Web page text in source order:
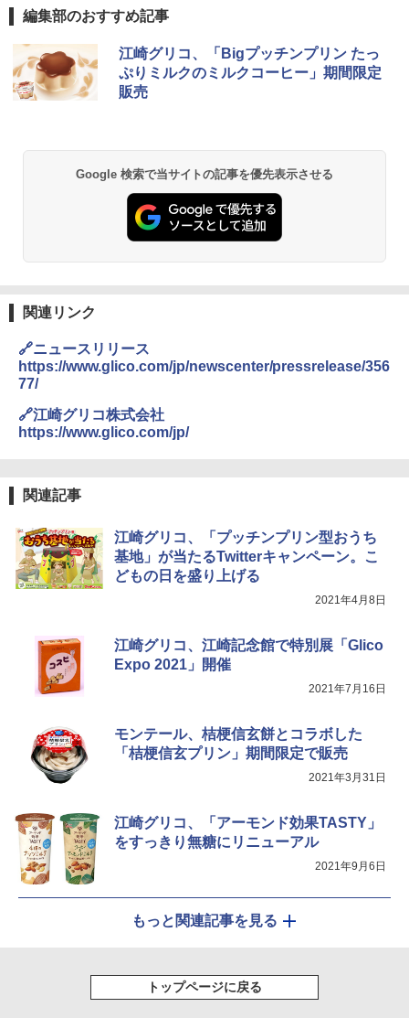
編集部のおすすめ記事
江崎グリコ、「Bigプッチンプリン たっ
ぷりミルクのミルクコーヒー」期間限定
販売
Google 検索で当サイトの記事を優先表示させる
関連リンク
🔗ニュースリリース
https://www.glico.com/jp/newscenter/pressrelease/356
77/
🔗江崎グリコ株式会社
https://www.glico.com/jp/
関連記事
江崎グリコ、「プッチンプリン型おうち
基地」が当たるTwitterキャンペーン。こ
どもの日を盛り上げる
2021年4月8日
江崎グリコ、江崎記念館で特別展「Glico
Expo 2021」開催
2021年7月16日
モンテール、桔梗信玄餅とコラボした
「桔梗信玄プリン」期間限定で販売
2021年3月31日
江崎グリコ、「アーモンド効果TASTY」
をすっきり無糖にリニューアル
2021年9月6日
もっと関連記事を見る
トップページに戻る